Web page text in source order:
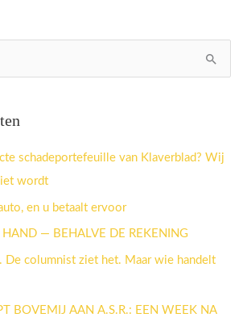
schadeportefeuille van Klaverblad? Wij
wordt
en u betaalt ervoor
HAND — BEHALVE DE REKENING
De columnist ziet het. Maar wie handelt
BOVEMIJ AAN A.S.R.: EEN WEEK NA